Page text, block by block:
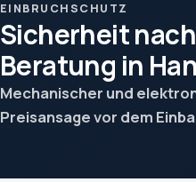
EINBRUCHSCHUTZ
Sicherheit
Beratung in
Mechanischer und
Preisansage vor dem